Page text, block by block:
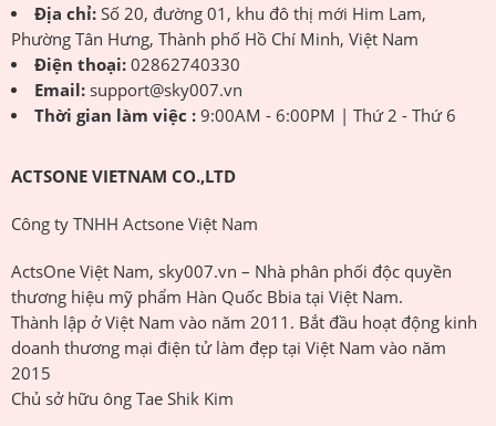
Địa chỉ:Số 20, đường 01, khu đô thị mới Him Lam,
Phường Tân Hưng, Thành phố Hồ Chí Minh, Việt Nam
Điện thoại:02862740330
Email:support@sky007.vn
Thời gian làm việc :9:00AM - 6:00PM | Thứ 2 - Thứ 6
ACTSONE VIETNAM CO.,LTD
Công ty TNHH Actsone Việt Nam
ActsOne Việt Nam, sky007.vn – Nhà phân phối độc quyền
thương hiệu mỹ phẩm Hàn Quốc Bbia tại Việt Nam.
Thành lập ở Việt Nam vào năm 2011. Bắt đầu hoạt động kinh
doanh thương mại điện tử làm đẹp tại Việt Nam vào năm
2015
Chủ sở hữu ông Tae Shik Kim